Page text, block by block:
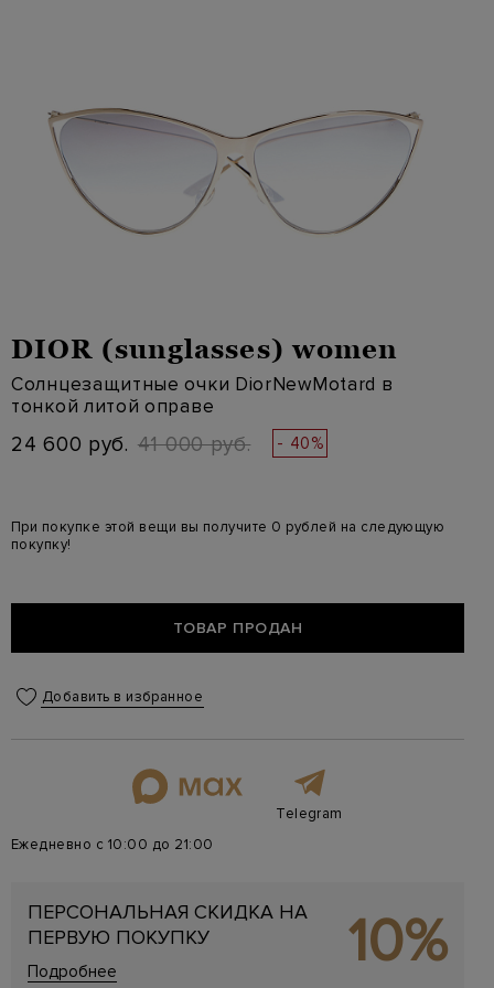
DIOR (sunglasses) women
Солнцезащитные очки DiorNewMotard в
тонкой литой оправе
24 600 руб. 41 000 руб. - 40%
При покупке этой вещи вы получите 0 рублей на следующую
покупку!
ТОВАР ПРОДАН
Добавить в избранное
Telegram
Ежедневно с 10:00 до 21:00
ПЕРСОНАЛЬНАЯ СКИДКА НА
ПЕРВУЮ ПОКУПКУ
Подробнее 10%